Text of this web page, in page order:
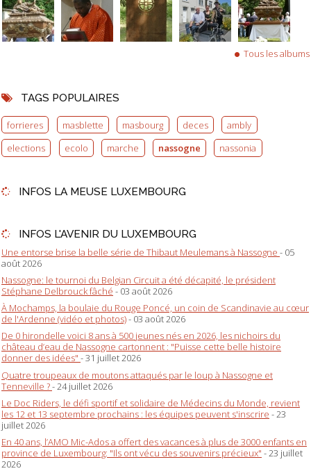
Tous les albums
TAGS POPULAIRES
forrieres masblette masbourg deces
ambly
elections
ecolo marche nassogne nassonia
INFOS LA MEUSE LUXEMBOURG
INFOS L'AVENIR DU LUXEMBOURG
Une entorse brise la belle série de Thibaut Meulemans à Nassogne - 05
août 2026
Nassogne: le tournoi du Belgian Circuit a été décapité, le président
Stéphane Delbrouck fâché - 03 août 2026
À Mochamps, la boulaie du Rouge Poncé, un coin de Scandinavie au cœur
de l'Ardenne (vidéo et photos)- 03 août 2026
De 0 hirondelle voici 8 ans à 500 jeunes nés en 2026, les nichoirs du
château d’eau de Nassogne cartonnent : "Puisse cette belle histoire
donner des idées" - 31 juillet 2026
Quatre troupeaux de moutons attaqués par le loup à Nassogne et
Tenneville ?- 24 juillet 2026
Le Doc Riders, le défi sportif et solidaire de Médecins du Monde, revient
les 12 et 13 septembre prochains : les équipes peuvent s'inscrire - 23
juillet 2026
En 40 ans, l’AMO Mic-Ados a offert des vacances à plus de 3000 enfants en
province de Luxembourg: "Ils ont vécu des souvenirs précieux" - 23 juillet
2026